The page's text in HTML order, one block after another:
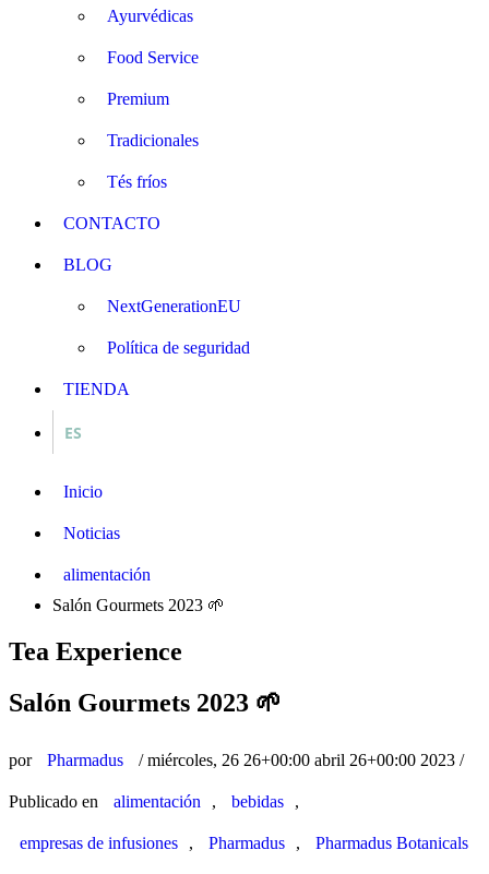
Ayurvédicas
Food Service
Premium
Tradicionales
Tés fríos
CONTACTO
BLOG
NextGenerationEU
Política de seguridad
TIENDA
ES
Inicio
Noticias
alimentación
Salón Gourmets 2023 🌱
Tea Experience
Salón Gourmets 2023 🌱
por Pharmadus /miércoles, 26 26+00:00 abril 26+00:00 2023 /
Publicado en alimentación , bebidas ,
empresas de infusiones , Pharmadus , Pharmadus Botanicals